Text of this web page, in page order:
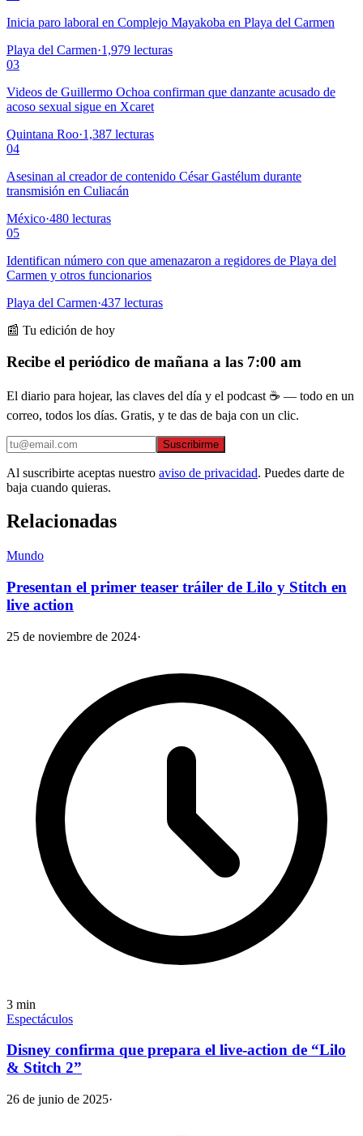
Inicia paro laboral en Complejo Mayakoba en Playa del Carmen
Playa del Carmen·1,979 lecturas
03
Videos de Guillermo Ochoa confirman que danzante acusado de
acoso sexual sigue en Xcaret
Quintana Roo·1,387 lecturas
04
Asesinan al creador de contenido César Gastélum durante
transmisión en Culiacán
México·480 lecturas
05
Identifican número con que amenazaron a regidores de Playa del
Carmen y otros funcionarios
Playa del Carmen·437 lecturas
📰 Tu edición de hoy
Recibe el periódico de mañana a las 7:00 am
El diario para hojear, las claves del día y el podcast ☕ — todo en un
correo, todos los días. Gratis, y te das de baja con un clic.
Suscribirme
Al suscribirte aceptas nuestro aviso de privacidad. Puedes darte de
baja cuando quieras.
Relacionadas
Mundo
Presentan el primer teaser tráiler de Lilo y Stitch en
live action
25 de noviembre de 2024·
3 min
Espectáculos
Disney confirma que prepara el live-action de “Lilo
& Stitch 2”
26 de junio de 2025·